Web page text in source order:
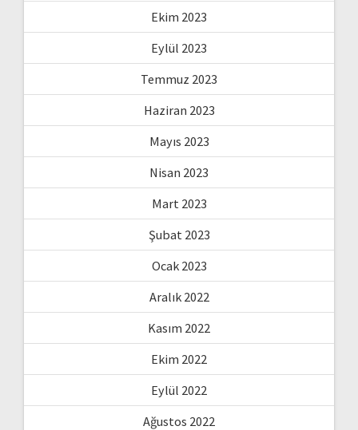
Ekim 2023
Eylül 2023
Temmuz 2023
Haziran 2023
Mayıs 2023
Nisan 2023
Mart 2023
Şubat 2023
Ocak 2023
Aralık 2022
Kasım 2022
Ekim 2022
Eylül 2022
Ağustos 2022